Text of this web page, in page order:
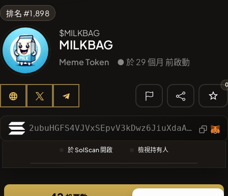
#252
PERFI PEEFITOKEN
#1092
🔎 最近的搜
尋
❌沒有近期
的幣種
排名 #1,898
$MILKBAG
MILKBAG
Meme Token ● 於 29 個月 前啟動
2ubuHGFS4VJVxSEpvV3kDwz6JiuXdaAoGMwrwYC87tp8
於 SolScan 開啟 檢視持有人